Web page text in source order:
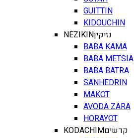
GUITTIN
KIDOUCHIN
NEZIKINנזיקין
BABA KAMA
BABA METSIA
BABA BATRA
SANHEDRIN
MAKOT
AVODA ZARA
HORAYOT
KODACHIMקדשים